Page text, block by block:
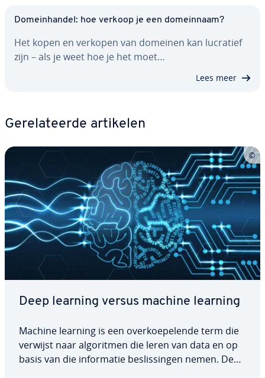
Do­mein­han­del: hoe verkoop je een do­mein­naam?
Het kopen en verkopen van domeinen kan lucratief
zijn – als je weet hoe je het moet…
Lees meer
Ge­re­la­teer­de artikelen
Deep learning versus machine learning
Machine learning is een over­koe­pe­len­de term die
verwijst naar al­go­rit­men die leren van data en op
basis van die in­for­ma­tie be­slis­sin­gen nemen. Deep